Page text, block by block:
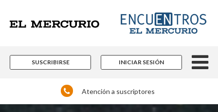
SUSCRIBIRSE INICIAR SESIÓN
Atención a suscriptores